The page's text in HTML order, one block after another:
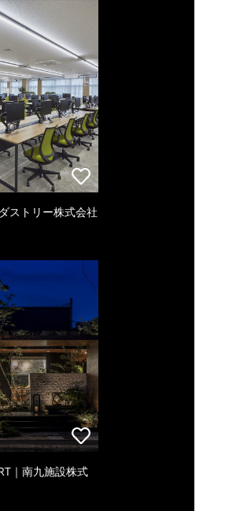
ストリー株式会社
｜南九施設株式